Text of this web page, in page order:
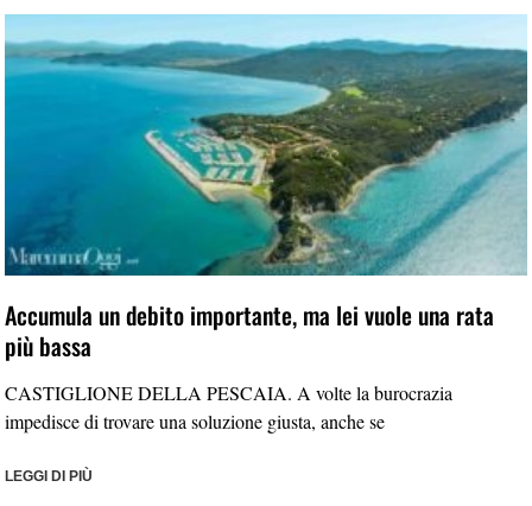
Accumula un debito importante, ma lei vuole una rata
più bassa
CASTIGLIONE DELLA PESCAIA. A volte la burocrazia
impedisce di trovare una soluzione giusta, anche se
LEGGI DI PIÙ